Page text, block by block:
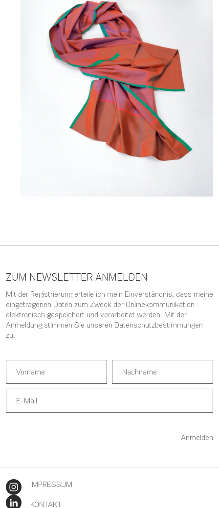
ZUM NEWSLETTER ANMELDEN
Mit der Registrierung erteile ich mein Einverständnis, dass meine
eingetragenen Daten zum Zweck der Onlinekommunikation
elektronisch gespeichert und verarbeitet werden. Mit der
Anmeldung stimmen Sie unseren Datenschutzbestimmungen
zu.
Anmelden
IMPRESSUM
KONTAKT